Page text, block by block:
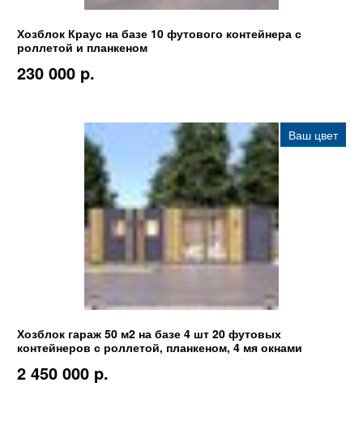
Хозблок Краус на базе 10 футового контейнера с
роллетой и планкеном
230 000 p.
Ваш цвет
Хозблок гараж 50 м2 на базе 4 шт 20 футовых
контейнеров с роллетой, планкеном, 4 мя окнами
2 450 000 p.